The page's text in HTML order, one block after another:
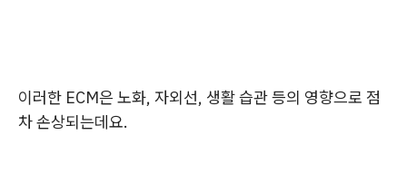
이러한 ECM은 노화, 자외선, 생활 습관 등의 영향으로 점
차 손상되는데요.